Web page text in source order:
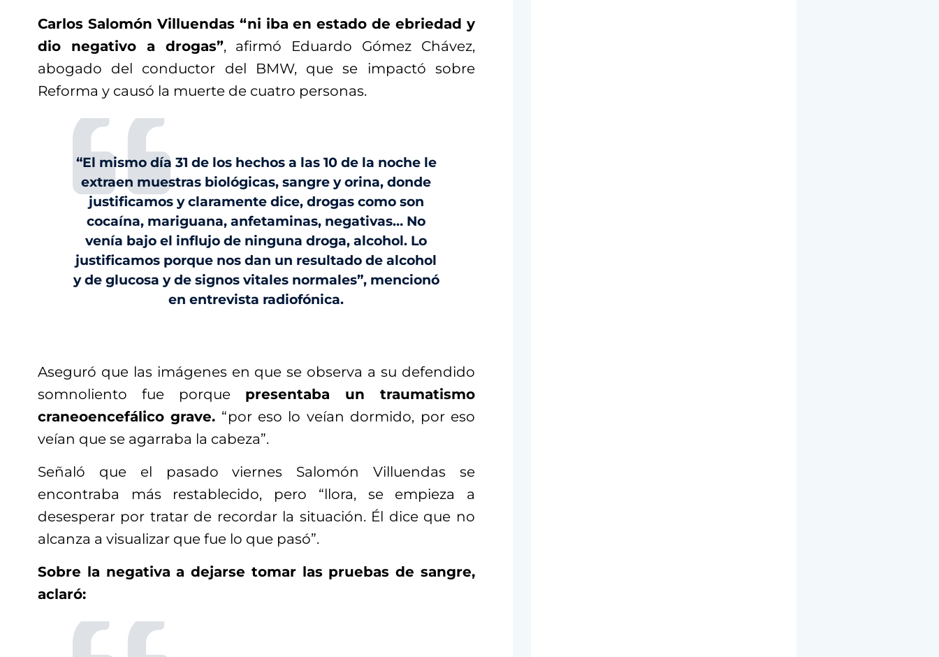
Carlos Salomón Villuendas “ni iba en estado de ebriedad y
dio negativo a drogas”, afirmó Eduardo Gómez Chávez,
abogado del conductor del BMW, que se impactó sobre
Reforma y causó la muerte de cuatro personas.
“El mismo día 31 de los hechos a las 10 de la noche le
extraen muestras biológicas, sangre y orina, donde
justificamos y claramente dice, drogas como son
cocaína, mariguana, anfetaminas, negativas… No
venía bajo el influjo de ninguna droga, alcohol. Lo
justificamos porque nos dan un resultado de alcohol
y de glucosa y de signos vitales normales”, mencionó
en entrevista radiofónica.
Aseguró que las imágenes en que se observa a su defendido
somnoliento fue porque presentaba un traumatismo
craneoencefálico grave. “por eso lo veían dormido, por eso
veían que se agarraba la cabeza”.
Señaló que el pasado viernes Salomón Villuendas se
encontraba más restablecido, pero “llora, se empieza a
desesperar por tratar de recordar la situación. Él dice que no
alcanza a visualizar que fue lo que pasó”.
Sobre la negativa a dejarse tomar las pruebas de sangre,
aclaró: